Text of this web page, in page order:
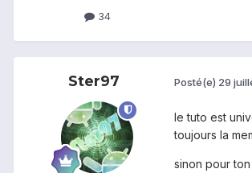
34
Ster97 Posté(e) 29
le tuto est
toujours la
sinon pour